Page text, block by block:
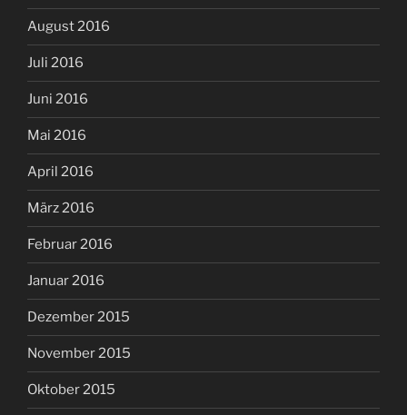
August 2016
Juli 2016
Juni 2016
Mai 2016
April 2016
März 2016
Februar 2016
Januar 2016
Dezember 2015
November 2015
Oktober 2015